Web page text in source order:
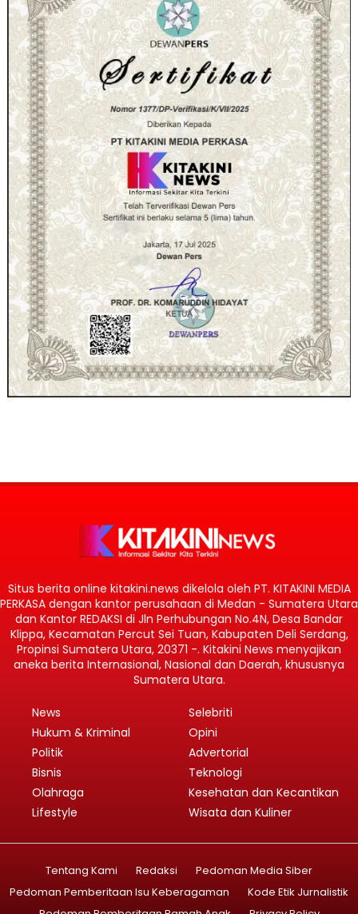
Situs berita online kitakini.news dikelola oleh PT. KITAKINI MEDIA
PERKASA dengan kantor perusahaan di Medan - Sumatera Utara
dan Kantor REDAKSI di Jln Perhubungan No.4N, Desa Bandar
Klippa, Kecamatan Percut Sei Tuan, Kabupaten Deli Serdang,
Propinsi Sumatera Utara, 20371 -. Kitakini News menyajikan
aneka berita Internasional, Nasional dan Daerah, khususnya
Sumatera Utara.
News
Hukum & Kriminal
Politik
Bisnis
Olahraga
Lifestyle
Selebriti
Opini
Advertorial
Teknologi
Kesehatan dan Kecantikan
Wisata dan Kuliner
Tentang Kami Redaksi
Pedoman Media Siber
Pedoman Pemberitaan Isu Keberagaman
Kode Etik Jurnalistik